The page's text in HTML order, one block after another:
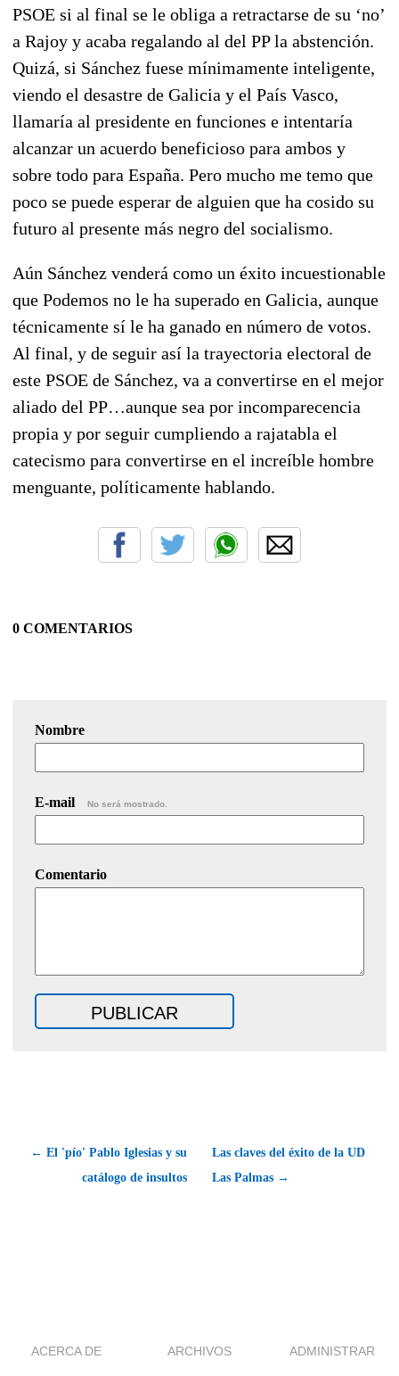
PSOE si al final se le obliga a retractarse de su ‘no’
a Rajoy y acaba regalando al del PP la abstención.
Quizá, si Sánchez fuese mínimamente inteligente,
viendo el desastre de Galicia y el País Vasco,
llamaría al presidente en funciones e intentaría
alcanzar un acuerdo beneficioso para ambos y
sobre todo para España. Pero mucho me temo que
poco se puede esperar de alguien que ha cosido su
futuro al presente más negro del socialismo.
Aún Sánchez venderá como un éxito incuestionable
que Podemos no le ha superado en Galicia, aunque
técnicamente sí le ha ganado en número de votos.
Al final, y de seguir así la trayectoria electoral de
este PSOE de Sánchez, va a convertirse en el mejor
aliado del PP…aunque sea por incomparecencia
propia y por seguir cumpliendo a rajatabla el
catecismo para convertirse en el increíble hombre
menguante, políticamente hablando.
0 COMENTARIOS
Nombre
E-mail No será mostrado.
Comentario
← El 'pío' Pablo Iglesias y su
catálogo de insultos
Las claves del éxito de la UD
Las Palmas →
ACERCA DE ARCHIVOS ADMINISTRAR